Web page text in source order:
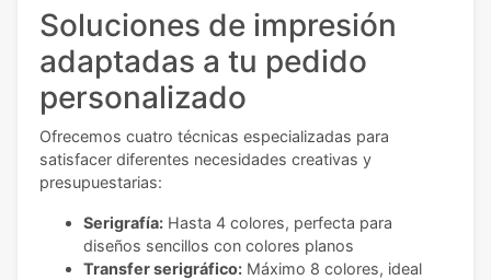
Soluciones de impresión
adaptadas a tu pedido
personalizado
Ofrecemos cuatro técnicas especializadas para
satisfacer diferentes necesidades creativas y
presupuestarias:
Serigrafía: Hasta 4 colores, perfecta para
diseños sencillos con colores planos
Transfer serigráfico: Máximo 8 colores, ideal